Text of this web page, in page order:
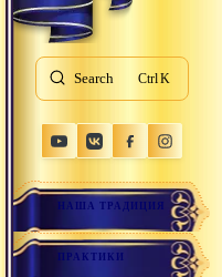
Search K
НАША ТРАДИЦИЯ
ПРАКТИКИ